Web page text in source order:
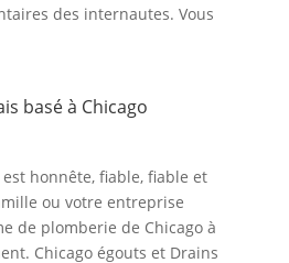
des internautes. Vous
basé à Chicago
honnête, fiable, fiable et
ou votre entreprise
de plomberie de Chicago à
Chicago égouts et Drains